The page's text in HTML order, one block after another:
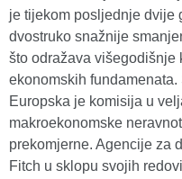
je tijekom posljednje dvije
dvostruko snažnije
što odražava
ekonomskih
Europska je komisija u
makroekonomske
prekomjerne. Agencije za
Fitch u sklopu svojih